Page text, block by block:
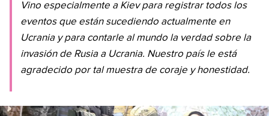
Vino especialmente a Kiev para registrar todos los
eventos que están sucediendo actualmente en
Ucrania y para contarle al mundo la verdad sobre la
invasión de Rusia a Ucrania. Nuestro país le está
agradecido por tal muestra de coraje y honestidad.